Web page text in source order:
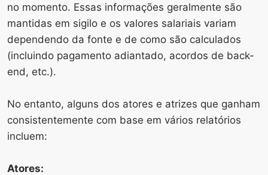
no momento. Essas informações geralmente são
mantidas em sigilo e os valores salariais variam
dependendo da fonte e de como são calculados
(incluindo pagamento adiantado, acordos de back-
end, etc.).
No entanto, alguns dos atores e atrizes que ganham
consistentemente com base em vários relatórios
incluem:
Atores: